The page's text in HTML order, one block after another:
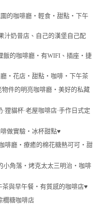
圍的咖啡廳‧輕食‧甜點‧下午
汁奶昔店、自己的漢堡自己配
飯的咖啡廳‧有WIFI、插座‧捷
廳‧花店‧甜點‧咖啡‧下午茶
物件的明亮咖啡廳‧美好的私藏
狸貓杯·老屋咖啡店·手作日式定
啡做實驗‧冰杯甜點♥
咖啡廳‧療癒的棉花糖熱可可‧甜
小角落‧烤克太太三明治‧咖啡
茶與早午餐‧有質感的咖啡店♥
櫚糖咖啡店